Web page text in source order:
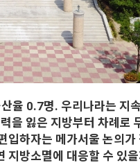
율 0.7명. 우리나라는 지
을 잃은 지방부터 차례로
입하자는 메가서울 논의
지방소멸에 대응할 수 있